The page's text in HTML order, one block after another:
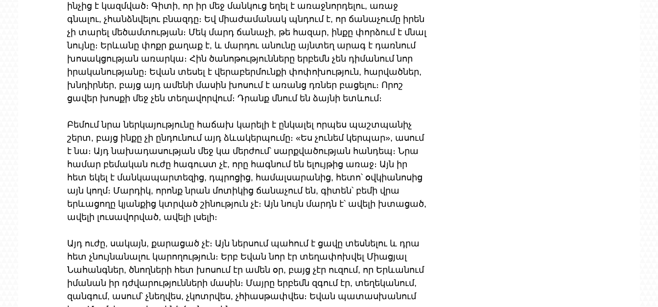
ինչից է կազմված։ Գիտի, որ իր մեջ մանկուց եղել է առաջնորդելու, առաջ
գնալու, չհանձնվելու բնազդը։ Եվ միաժամանակ պնդում է, որ ճանաչումը իրեն
չի տարել մեծամտության։ Մեկ մարդ ճանաչի, թե հազար, ինքը փորձում է մնալ
նույնը։ Երևանը փոքր քաղաք է, և մարդու անունը այնտեղ արագ է դառնում
խոսակցության առարկա։ Հին ծանոթությունները երբեմն չեն դիմանում նոր
իրականությանը։ Եվան տեսել է վերաբերմունքի փոփոխություն, հարվածներ,
խնդիրներ, բայց այդ ամենի մասին խոսում է առանց դռներ բացելու։ Որոշ
ցավեր խոսքի մեջ չեն տեղավորվում։ Դրանք մնում են ձայնի ետևում։
Բեմում նրա ներկայությունը հաճախ կարելի է ընկալել որպես պաշտպանիչ
շերտ, բայց ինքը չի ընդունում այդ ձևակերպումը։ «Ես չունեմ կերպար», ասում
է նա։ Այդ նախադասության մեջ կա մերժում՝ սարքվածության հանդեպ։ Նրա
համար բեմական ուժը հագուստ չէ, որը հագնում են ելույթից առաջ։ Այն իր
հետ եկել է մանկապարտեզից, դպրոցից, համալսարանից, հետո՝ օվկիանոսից
այն կողմ։ Մարդիկ, որոնք նրան մոտիկից ճանաչում են, գիտեն՝ բեմի վրա
երևացողը կյանքից կտրված շինություն չէ։ Այն նույն մարդն է՝ ավելի խտացած,
ավելի լուսավորված, ավելի լսելի։
Այդ ուժը, սակայն, քարացած չէ։ Այն ներսում պահում է ցավը տեսնելու և դրա
հետ չնույնանալու կարողություն։ Երբ Եվան նոր էր տեղափոխվել Միացյալ
Նահանգներ, ծնողների հետ խոսում էր ամեն օր, բայց չէր ուզում, որ Երևանում
իմանան իր դժվարությունների մասին։ Մայրը երբեմն զգում էր, տեղեկանում,
զանգում, ասում՝ չնեղվես, չկոտրվես, չհիասթափվես։ Եվան պատասխանում